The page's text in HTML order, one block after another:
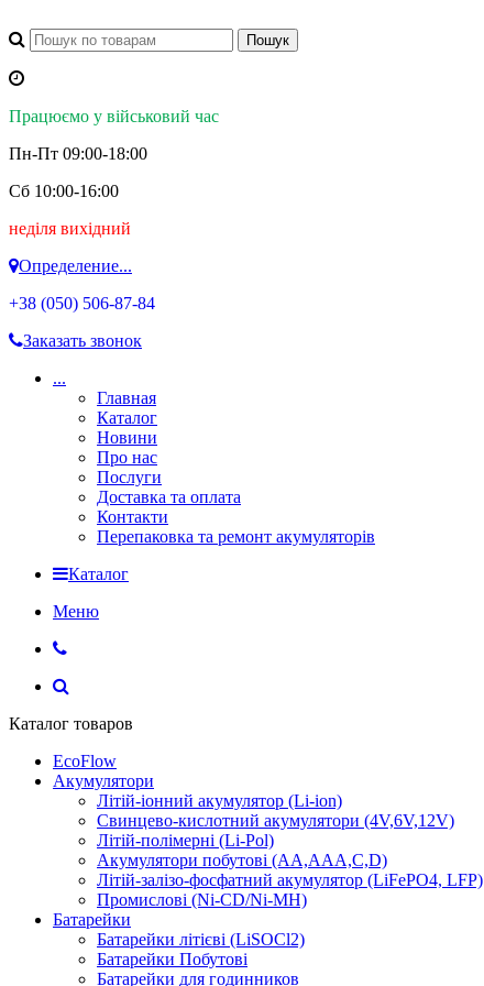
Працюємо у військовий час
Пн-Пт 09:00-18:00
Сб 10:00-16:00
неділя вихідний
Определение...
+38 (050) 506-87-84
Заказать звонок
...
Главная
Каталог
Новини
Про нас
Послуги
Доставка та оплата
Контакти
Перепаковка та ремонт акумуляторів
Каталог
Меню
Каталог товаров
EcoFlow
Акумулятори
Літій-іонний акумулятор (Li-ion)
Свинцево-кислотний акумулятори (4V,6V,12V)
Літій-полімерні (Li-Pol)
Акумулятори побутові (AA,AAA,C,D)
Літій-залізо-фосфатний акумулятор (LiFePO4, LFP)
Промислові (Ni-CD/Ni-MH)
Батарейки
Батарейки літієві (LiSOCl2)
Батарейки Побутові
Батарейки для годинников